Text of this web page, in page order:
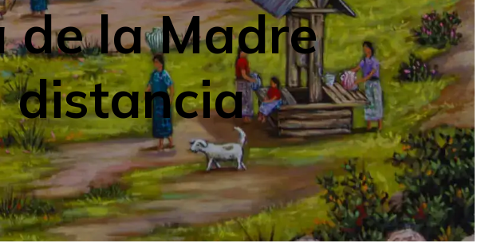
de la Madre
distancia